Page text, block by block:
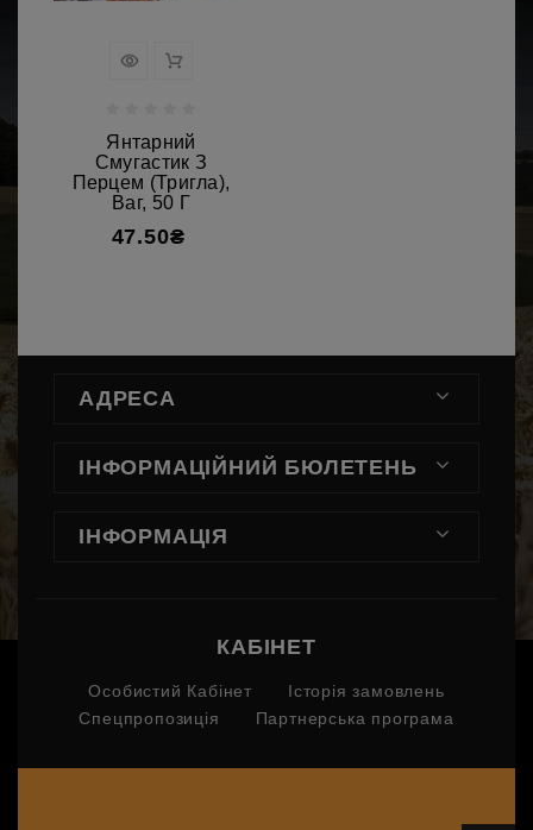
Янтарний
Смугастик З
Перцем (тригла),
Ваг, 50 Г
47.50₴
АДРЕСА
ІНФОРМАЦІЙНИЙ БЮЛЕТЕНЬ
ІНФОРМАЦІЯ
КАБІНЕТ
Особистий Кабінет
Історія замовлень
Спецпропозиція
Партнерська програма